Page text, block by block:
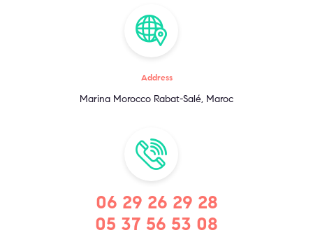
Address
Marina Morocco Rabat-Salé, Maroc
06 29 26 29 28
05 37 56 53 08